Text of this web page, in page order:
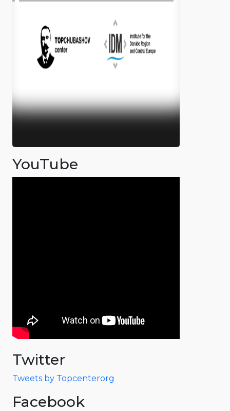
YouTube
Twitter
Tweets by Topcenterorg
Facebook